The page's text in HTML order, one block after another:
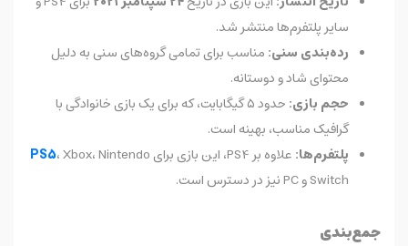
سایر پلتفرم‌ها منتشر شد.
رده‌بندی سنی: مناسب برای تمامی گروه‌های سنی به دلیل
محتوای شاد و دوستانه.
حجم بازی:
حدود ۵ گیگابایت، که برای یک بازی خانوادگی با
گرافیک مناسب، بهینه است.
پلتفرم‌ها: علاوه بر PS4، این بازی برای PS5، Xbox، Nintendo
Switch و PC نیز در دسترس است.
جمع‌بندی